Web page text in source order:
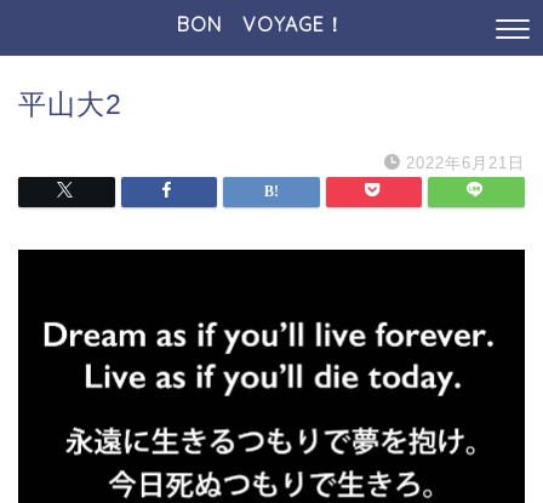
BON VOYAGE！
平山大2
2022年6月21日